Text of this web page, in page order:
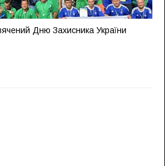
Дню Захисника України